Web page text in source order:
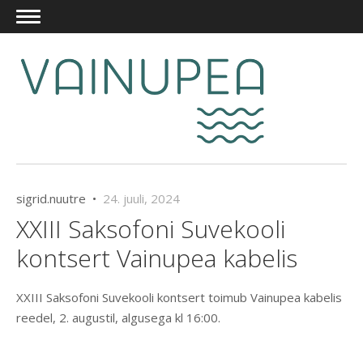
sigrid.nuutre • 24. juuli, 2024
XXIII Saksofoni Suvekooli
kontsert Vainupea kabelis
XXIII Saksofoni Suvekooli kontsert toimub Vainupea kabelis
reedel, 2. augustil, algusega kl 16:00.